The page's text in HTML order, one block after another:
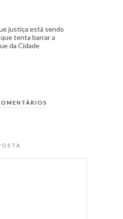
justiça está sendo
tenta barrar a
da Cidade